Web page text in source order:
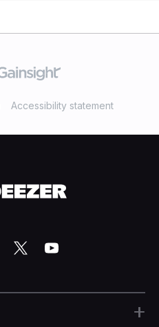
Accessibility statement
+